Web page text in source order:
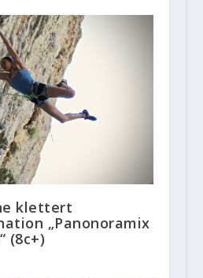
klettert
„Panonoramix
(8c+)